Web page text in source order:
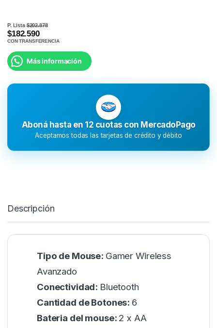
P. Lista$202.878
$182.590
CON TRANSFERENCIA
Más información
Aboná hasta en 12 cuotas con MercadoPago
Aceptamos todas las tarjetas de crédito y débito
Descripción
Tipo de Mouse: Gamer Wireless
Avanzado
Conectividad: Bluetooth
Cantidad de Botones: 6
Bateria del mouse: 2 x AA